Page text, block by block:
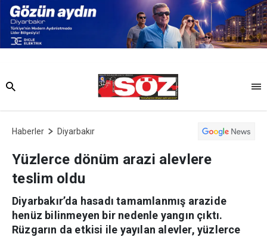
Haberler Diyarbakır
Yüzlerce dönüm arazi alevlere
teslim oldu
Diyarbakır’da hasadı tamamlanmış arazide
henüz bilinmeyen bir nedenle yangın çıktı.
Rüzgarın da etkisi ile yayılan alevler, yüzlerce